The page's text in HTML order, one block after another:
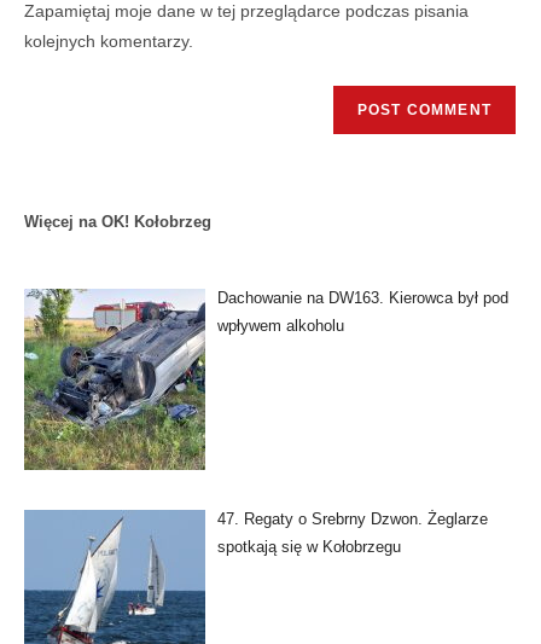
Zapamiętaj moje dane w tej przeglądarce podczas pisania
kolejnych komentarzy.
Więcej na OK! Kołobrzeg
Dachowanie na DW163. Kierowca był pod
wpływem alkoholu
47. Regaty o Srebrny Dzwon. Żeglarze
spotkają się w Kołobrzegu